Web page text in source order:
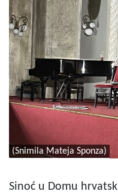
(Snimila Mateja Sponza)
Sinoć u Domu